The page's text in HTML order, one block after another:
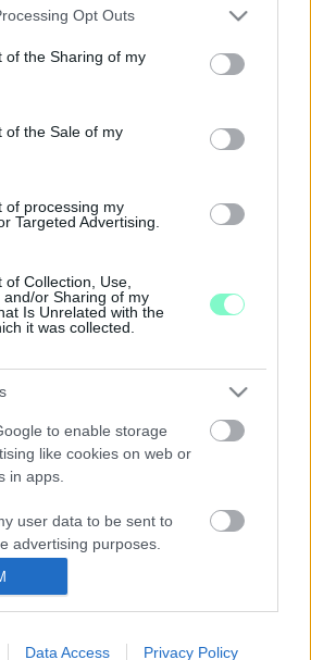
app uses one or more Google
or usage behaviour. You may click to
to Google and its third-party tags to
specified purposes in below Google
Opt Outs
of the Sharing of my
of the Sale of my
of processing my
Targeted Advertising.
Collection, Use,
and/or Sharing of my
Is Unrelated with the
it was collected.
to enable storage
like cookies on web or
in apps.
user data to be sent to
advertising purposes.
to enable storage
Data Access Privacy Policy
MAJD MIT AD ISTEN, A
KEREKET
a baleset helyszínére az elhajtott
EGYHÁZASRÁDÓCNÁL,
A 86-OS FŐUTAT
POLGÁRMESTERNEK A
20:35
független jelöltet választották meg
megtartott időközi választáson a
községben - közölte a település
- KÖZTÜK
RENDEZNEK MA IDŐKÖZI
VÁLASZTÁST
is van, amelyet a veszélyhelyzet
az eredetileg kiírt tavaszi
VASÁRNAP VÁLASZT
16:08